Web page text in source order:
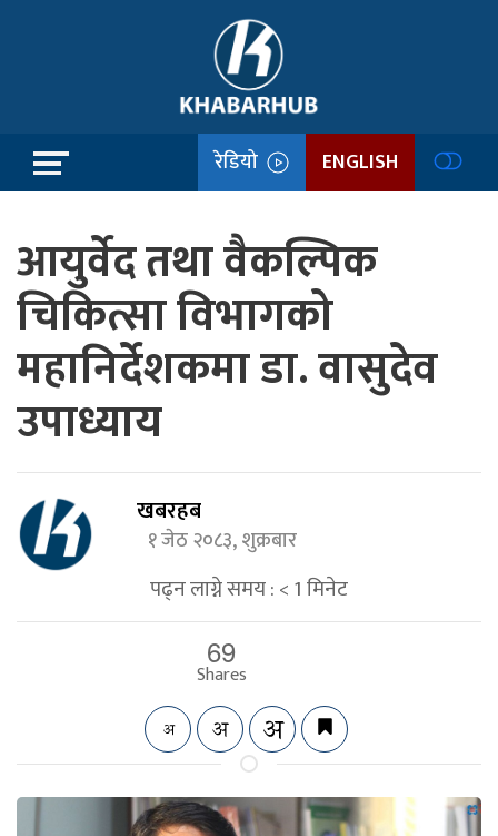
रेडियो ENGLISH
आयुर्वेद तथा वैकल्पिक
चिकित्सा विभागको
महानिर्देशकमा डा. वासुदेव
उपाध्याय
खबरहब
१ जेठ २०८३, शुक्रबार
पढ्न लाग्ने समय :< 1मिनेट
69
Shares